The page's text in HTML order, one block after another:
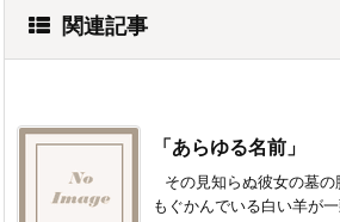
関連記事
「あらゆる名前」
その見知らぬ彼女の墓
もぐかんでいる白い羊が